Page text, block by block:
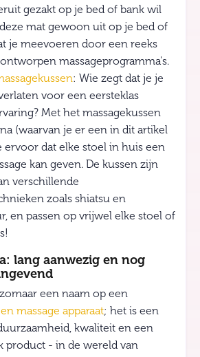
gezakt op je bed of bank wil
mat gewoon uit op je bed of
je meevoeren door een reeks
massageprogramma's.
ssen: Wie zegt dat je je
voor een eersteklas
Met het massagekussen
(waarvan je er een in dit artikel
ervoor dat elke stoel in huis een
kan geven. De kussen zijn
verschillende
zoals shiatsu en
en passen op vrijwel elke stoel of
lang aanwezig en nog
een naam op een
massage apparaat; het is een
kwaliteit en een
product - in de wereld van